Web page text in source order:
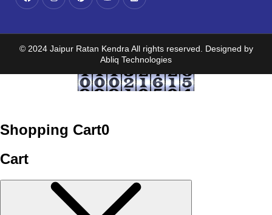
© 2024 Jaipur Ratan Kendra All rights reserved. Designed by
Abliq Technologies
Shopping Cart0
Cart